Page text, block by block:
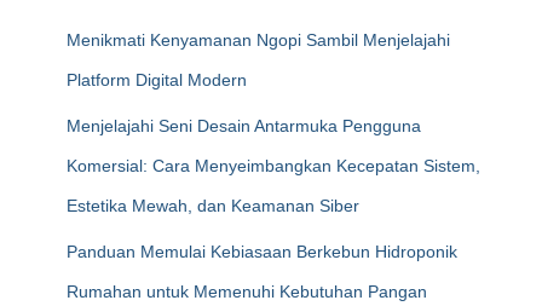
Menikmati Kenyamanan Ngopi Sambil Menjelajahi
Platform Digital Modern
Menjelajahi Seni Desain Antarmuka Pengguna
Komersial: Cara Menyeimbangkan Kecepatan Sistem,
Estetika Mewah, dan Keamanan Siber
Panduan Memulai Kebiasaan Berkebun Hidroponik
Rumahan untuk Memenuhi Kebutuhan Pangan